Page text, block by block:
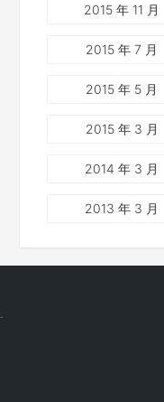
2015 年 11 月
2015 年 7 月
2015 年 5 月
2015 年 3 月
2014 年 3 月
2013 年 3 月